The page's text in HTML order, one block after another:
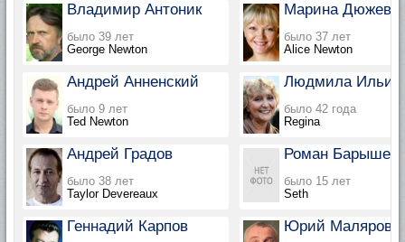
Владимир Антоник
было 39 лет
George Newton
Марина Дюжева
было 37 лет
Alice Newton
Андрей Анненский
было 9 лет
Ted Newton
Людмила
было 42 года
Regina
Андрей Градов
было 38 лет
Taylor Devereaux
Роман Барышев
было 15 лет
Seth
Геннадий Карпов Юрий Маляров